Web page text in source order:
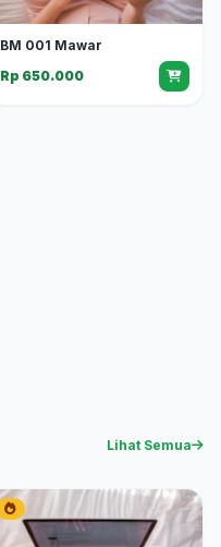
BM 001 Mawar
Rp 650.000
Lihat Semua